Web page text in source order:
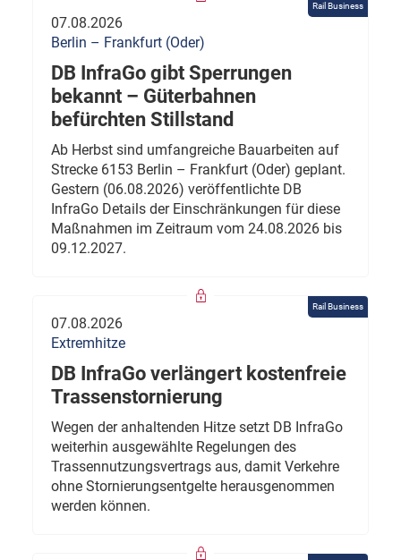
Rail Business
07.08.2026
Berlin – Frankfurt (Oder)
DB InfraGo gibt Sperrungen
bekannt – Güterbahnen
befürchten Stillstand
Ab Herbst sind umfangreiche Bauarbeiten auf
Strecke 6153 Berlin – Frankfurt (Oder) geplant.
Gestern (06.08.2026) veröffentlichte DB
InfraGo Details der Einschränkungen für diese
Maßnahmen im Zeitraum vom 24.08.2026 bis
09.12.2027.
Rail Business
07.08.2026
Extremhitze
DB InfraGo verlängert kostenfreie
Trassenstornierung
Wegen der anhaltenden Hitze setzt DB InfraGo
weiterhin ausgewählte Regelungen des
Trassennutzungsvertrags aus, damit Verkehre
ohne Stornierungsentgelte herausgenommen
werden können.